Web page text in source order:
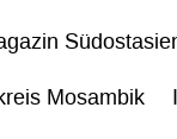
Mosambik